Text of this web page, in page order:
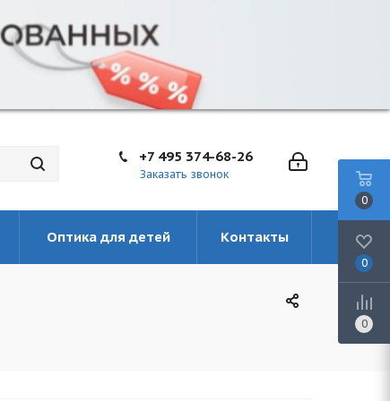
+7 495 374-68-26
Заказать звонок
Оптика для детей Контакты
0
0
0